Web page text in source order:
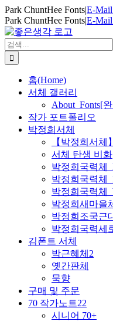
Skip
to
content
Park ChuntHee Fonts|E-Mail
Park ChuntHee Fonts|E-Mail
검
색
...
홈(Home)
서체 갤러리
About_Fonts[
작가 포트폴리오
박정희서체
【박정희서체
서체 탄생 비화
박정희국력체
박정희국력체
박정희국력체
박정희새마을
박정희조국근
박정희국력세
김폰트 서체
박근혜체2
옛간판체
묵향
구매 및 주문
70 작가노트22
시니어 70+